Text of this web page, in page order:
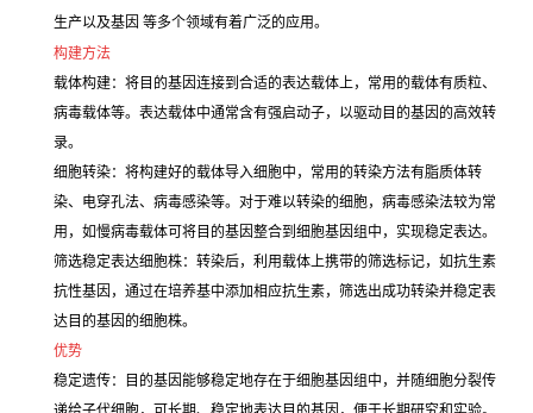
生产以及基因 等多个领域有着广泛的应用。
构建方法
载体构建：将目的基因连接到合适的表达载体上，常用的载体有质粒、
病毒载体等。表达载体中通常含有强启动子，以驱动目的基因的高效转
录。
细胞转染：将构建好的载体导入细胞中，常用的转染方法有脂质体转
染、电穿孔法、病毒感染等。对于难以转染的细胞，病毒感染法较为常
用，如慢病毒载体可将目的基因整合到细胞基因组中，实现稳定表达。
筛选稳定表达细胞株：转染后，利用载体上携带的筛选标记，如抗生素
抗性基因，通过在培养基中添加相应抗生素，筛选出成功转染并稳定表
达目的基因的细胞株。
优势
稳定遗传：目的基因能够稳定地存在于细胞基因组中，并随细胞分裂传